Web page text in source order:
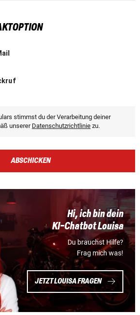
stimmst du der Verarbeitung deiner
unserer Datenschutzrichtlinie zu.
ABSCHICKEN
Hi, ich bin dein
KI-Chatbot Louisa
Du brauchst Hilfe?
Frag mich was!
JETZT LOUISA FRAGEN